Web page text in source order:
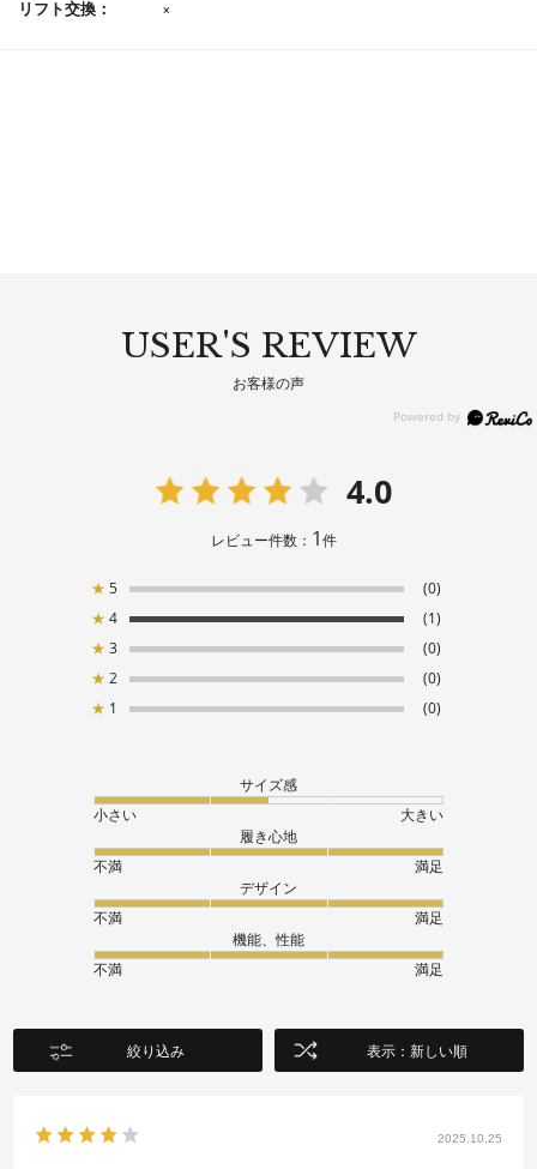
リフト交換：
×
USER'S REVIEW
お客様の声
4.0
レビュー件数： 1件
★ 5
(0)
★ 4
(1)
★ 3
(0)
★ 2
(0)
★ 1 (0)
サイズ感
小さい
大きい
履き心地
不満
満足
デザイン
不満
満足
機能、性能
不満
満足
絞り込み 表示：新しい順
2025.10.25